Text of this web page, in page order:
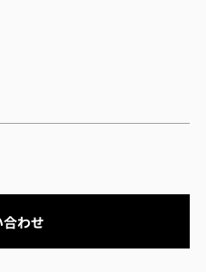
わせ